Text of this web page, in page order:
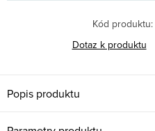
Kód produktu:
Dotaz k produktu
Popis produktu